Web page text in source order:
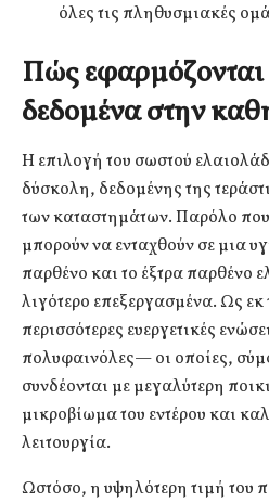
όλες τις πληθυσμιακές
Πώς εφαρμόζονται
δεδομένα στην
Η επιλογή του σωστού
δύσκολη, δεδομένης της
των καταστημάτων. Παρόλο
μπορούν να ενταχθούν σε μια
παρθένο και το έξτρα παρθένο
λιγότερο επεξεργασμένα. Ως εκ
περισσότερες ευεργετικές
πολυφαινόλες— οι οποίες,
συνδέονται με μεγαλύτερη
μικροβίωμα του εντέρου και
λειτουργία.
Ωστόσο, η υψηλότερη τιμή του